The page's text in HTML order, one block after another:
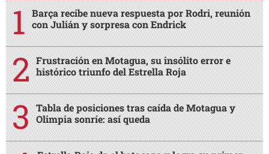
Barça recibe nueva respuesta por Rodri, reunión
con Julián y sorpresa con Endrick
Frustración en Motagua, su insólito error e
histórico triunfo del Estrella Roja
Tabla de posiciones tras caída de Motagua y
Olimpia sonríe: así queda